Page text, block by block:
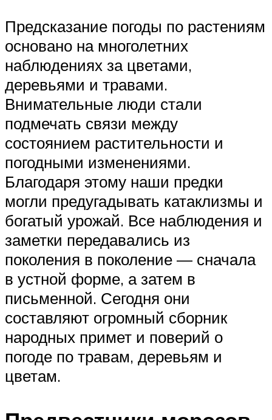
Предсказание погоды по растениям
основано на многолетних
наблюдениях за цветами,
деревьями и травами.
Внимательные люди стали
подмечать связи между
состоянием растительности и
погодными изменениями.
Благодаря этому наши предки
могли предугадывать катаклизмы и
богатый урожай. Все наблюдения и
заметки передавались из
поколения в поколение — сначала
в устной форме, а затем в
письменной. Сегодня они
составляют огромный сборник
народных примет и поверий о
погоде по травам, деревьям и
цветам.